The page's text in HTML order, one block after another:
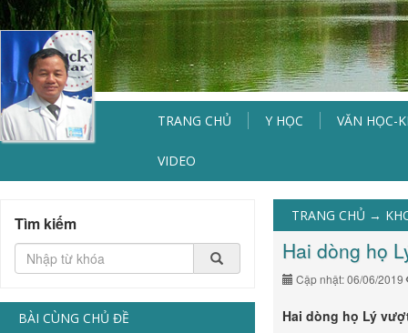
TRANG CHỦ Y HỌC VĂN HỌC-
VIDEO
TRANG CHỦ →
Hai dòng họ
Cập nhật: 06/06/2019
Hai dòng họ Lý
Tìm kiếm
BÀI CÙNG CHỦ ĐỀ